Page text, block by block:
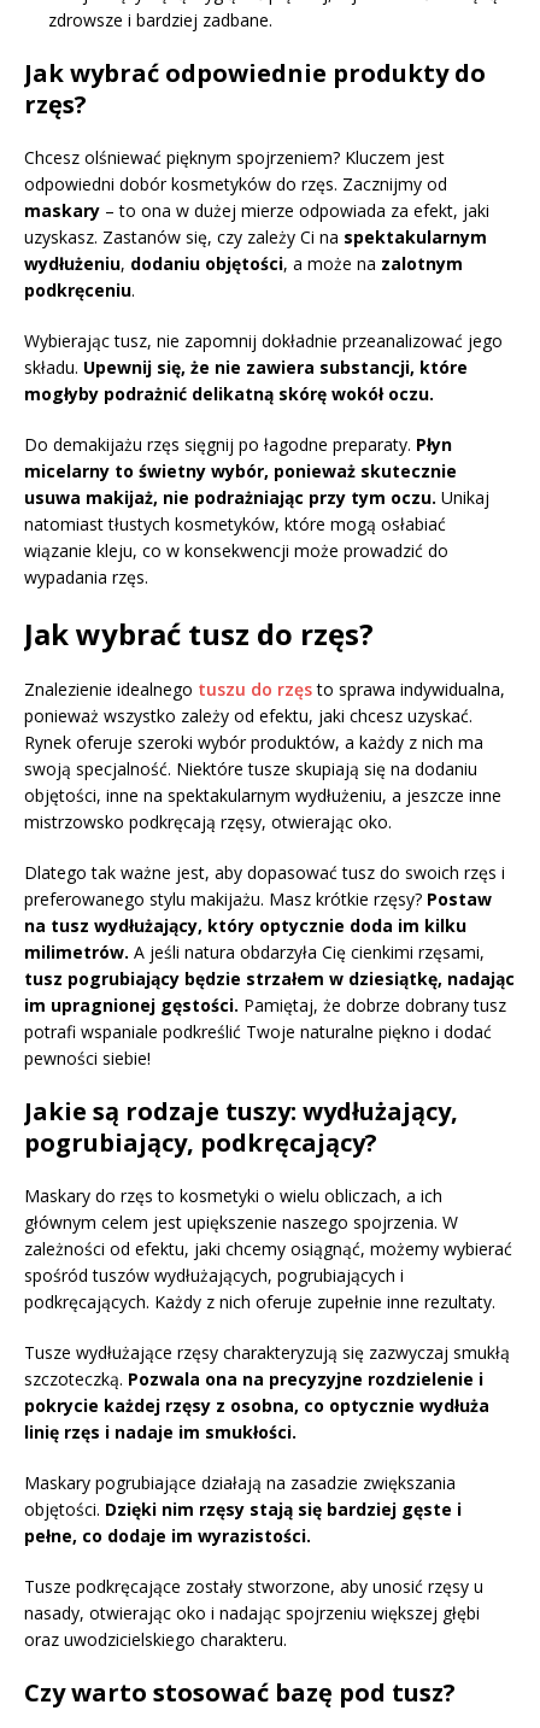
zdrowsze i bardziej zadbane.
Jak wybrać odpowiednie produkty do
rzęs?
Chcesz olśniewać pięknym spojrzeniem? Kluczem jest
odpowiedni dobór kosmetyków do rzęs. Zacznijmy od
maskary – to ona w dużej mierze odpowiada za efekt, jaki
uzyskasz. Zastanów się, czy zależy Ci na spektakularnym
wydłużeniu, dodaniu objętości, a może na zalotnym
podkręceniu.
Wybierając tusz, nie zapomnij dokładnie przeanalizować jego
składu. Upewnij się, że nie zawiera substancji, które
mogłyby podrażnić delikatną skórę wokół oczu.
Do demakijażu rzęs sięgnij po łagodne preparaty. Płyn
micelarny to świetny wybór, ponieważ skutecznie
usuwa makijaż, nie podrażniając przy tym oczu. Unikaj
natomiast tłustych kosmetyków, które mogą osłabiać
wiązanie kleju, co w konsekwencji może prowadzić do
wypadania rzęs.
Jak wybrać tusz do rzęs?
Znalezienie idealnego tuszu do rzęsto sprawa indywidualna,
ponieważ wszystko zależy od efektu, jaki chcesz uzyskać.
Rynek oferuje szeroki wybór produktów, a każdy z nich ma
swoją specjalność. Niektóre tusze skupiają się na dodaniu
objętości, inne na spektakularnym wydłużeniu, a jeszcze inne
mistrzowsko podkręcają rzęsy, otwierając oko.
Dlatego tak ważne jest, aby dopasować tusz do swoich rzęs i
preferowanego stylu makijażu. Masz krótkie rzęsy? Postaw
na tusz wydłużający, który optycznie doda im kilku
milimetrów. A jeśli natura obdarzyła Cię cienkimi rzęsami,
tusz pogrubiający będzie strzałem w dziesiątkę, nadając
im upragnionej gęstości. Pamiętaj, że dobrze dobrany tusz
potrafi wspaniale podkreślić Twoje naturalne piękno i dodać
pewności siebie!
Jakie są rodzaje tuszy: wydłużający,
pogrubiający, podkręcający?
Maskary do rzęs to kosmetyki o wielu obliczach, a ich
głównym celem jest upiększenie naszego spojrzenia. W
zależności od efektu, jaki chcemy osiągnąć, możemy wybierać
spośród tuszów wydłużających, pogrubiających i
podkręcających. Każdy z nich oferuje zupełnie inne rezultaty.
Tusze wydłużające rzęsy charakteryzują się zazwyczaj smukłą
szczoteczką. Pozwala ona na precyzyjne rozdzielenie i
pokrycie każdej rzęsy z osobna, co optycznie wydłuża
linię rzęs i nadaje im smukłości.
Maskary pogrubiające działają na zasadzie zwiększania
objętości. Dzięki nim rzęsy stają się bardziej gęste i
pełne, co dodaje im wyrazistości.
Tusze podkręcające zostały stworzone, aby unosić rzęsy u
nasady, otwierając oko i nadając spojrzeniu większej głębi
oraz uwodzicielskiego charakteru.
Czy warto stosować bazę pod tusz?